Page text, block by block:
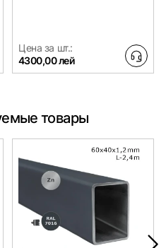
Цена за шт.:
4300,00 лей
товары